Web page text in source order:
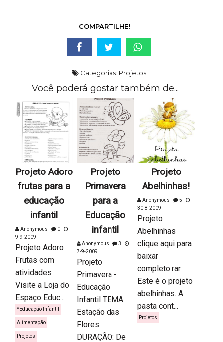
COMPARTILHE!
Categorias: Projetos
Você poderá gostar também de...
Projeto Adoro
frutas para a
educação
infantil
Anonymous
0
9-9-2009
Projeto Adoro
Frutas com
atividades
Visite a Loja do
Espaço Educ...
*Educação Infantil
Alimentação
Projetos
Projeto
Primavera
para a
Educação
infantil
Anonymous
3
7-9-2009
Projeto
Primavera -
Educação
Infantil TEMA:
Estação das
Flores
DURAÇÃO: De
Projeto
Abelhinhas!
Anonymous
5
30-8-2009
Projeto
Abelhinhas
clique aqui para
baixar
completo.rar
Este é o projeto
abelhinhas. A
pasta cont...
Projetos